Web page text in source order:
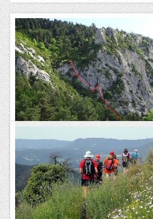
COLL ROIG. Via "DÍEDRE JOAN
27/06/21. El Santi Sanz i el Toni Vilaseca
estaven treballant en una nova línia, un
han netejat a consiència, deixant una via
Joan asín